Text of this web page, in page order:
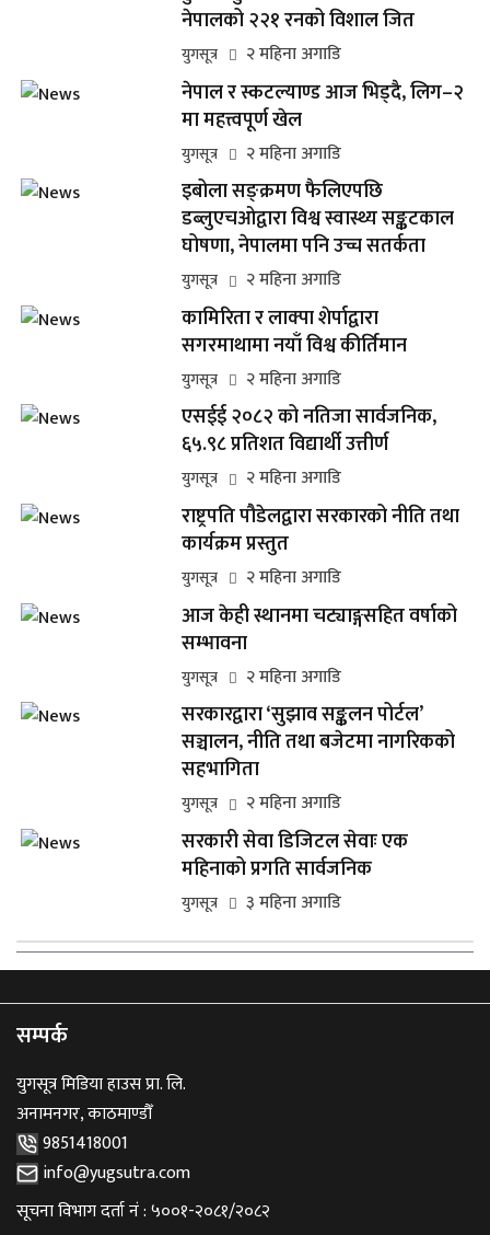
नेपालको २२१ रनको विशाल जित
युगसूत्र २ महिना अगाडि
नेपाल र स्कटल्याण्ड आज भिड्दै, लिग–२
मा महत्त्वपूर्ण खेल
युगसूत्र २ महिना अगाडि
इबोला सङ्क्रमण फैलिएपछि
डब्लुएचओद्वारा विश्व स्वास्थ्य सङ्कटकाल
घोषणा, नेपालमा पनि उच्च सतर्कता
युगसूत्र २ महिना अगाडि
कामिरिता र लाक्पा शेर्पाद्वारा
सगरमाथामा नयाँ विश्व कीर्तिमान
युगसूत्र २ महिना अगाडि
एसईई २०८२ को नतिजा सार्वजनिक,
६५.९८ प्रतिशत विद्यार्थी उत्तीर्ण
युगसूत्र २ महिना अगाडि
राष्ट्रपति पौडेलद्वारा सरकारको नीति तथा
कार्यक्रम प्रस्तुत
युगसूत्र २ महिना अगाडि
आज केही स्थानमा चट्याङ्गसहित वर्षाको
सम्भावना
युगसूत्र २ महिना अगाडि
सरकारद्वारा ‘सुझाव सङ्कलन पोर्टल’
सञ्चालन, नीति तथा बजेटमा नागरिकको
सहभागिता
युगसूत्र २ महिना अगाडि
सरकारी सेवा डिजिटल सेवाः एक
महिनाको प्रगति सार्वजनिक
युगसूत्र ३ महिना अगाडि
सम्पर्क
युगसूत्र मिडिया हाउस प्रा. लि.
अनामनगर, काठमाण्डौँ
9851418001
info@yugsutra.com
सूचना विभाग दर्ता नं : ५००१-२०८१/२०८२